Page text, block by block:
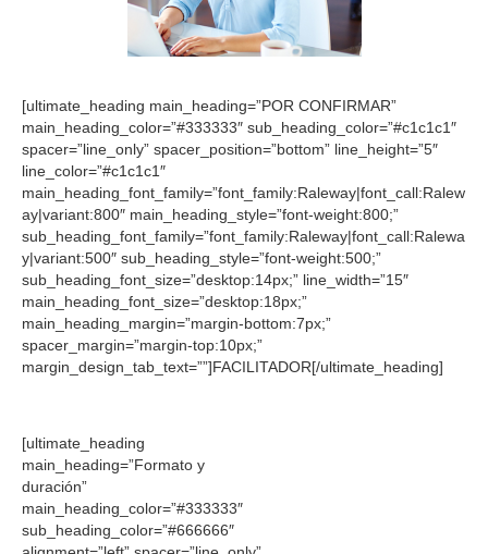
[ultimate_heading main_heading=”POR CONFIRMAR”
main_heading_color=”#333333″ sub_heading_color=”#c1c1c1″
spacer=”line_only” spacer_position=”bottom” line_height=”5″
line_color=”#c1c1c1″
main_heading_font_family=”font_family:Raleway|font_call:Ralew
ay|variant:800″ main_heading_style=”font-weight:800;”
sub_heading_font_family=”font_family:Raleway|font_call:Ralewa
y|variant:500″ sub_heading_style=”font-weight:500;”
sub_heading_font_size=”desktop:14px;” line_width=”15″
main_heading_font_size=”desktop:18px;”
main_heading_margin=”margin-bottom:7px;”
spacer_margin=”margin-top:10px;”
margin_design_tab_text=””]FACILITADOR[/ultimate_heading]
[ultimate_heading
main_heading=”Formato y
duración”
main_heading_color=”#333333″
sub_heading_color=”#666666″